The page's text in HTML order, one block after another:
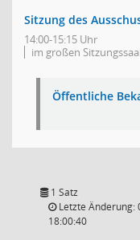
Sitzung des
14:00-15:15 Uhr
im großen
Öffentliche
1 Satz
Letzte Änderung:
18:00:40